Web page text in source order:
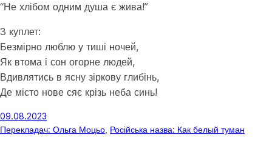
“Не хлібом одним душа є жива!”
3 куплет:
Безмірно люблю у тиші ночей,
Як втома і сон огорне людей,
Вдивлятись в ясну зіркову глибінь,
Де місто нове сяє крізь неба синь!
09.08.2023
Перекладач: Ольга Моцьо Російська назва: Как белый туман